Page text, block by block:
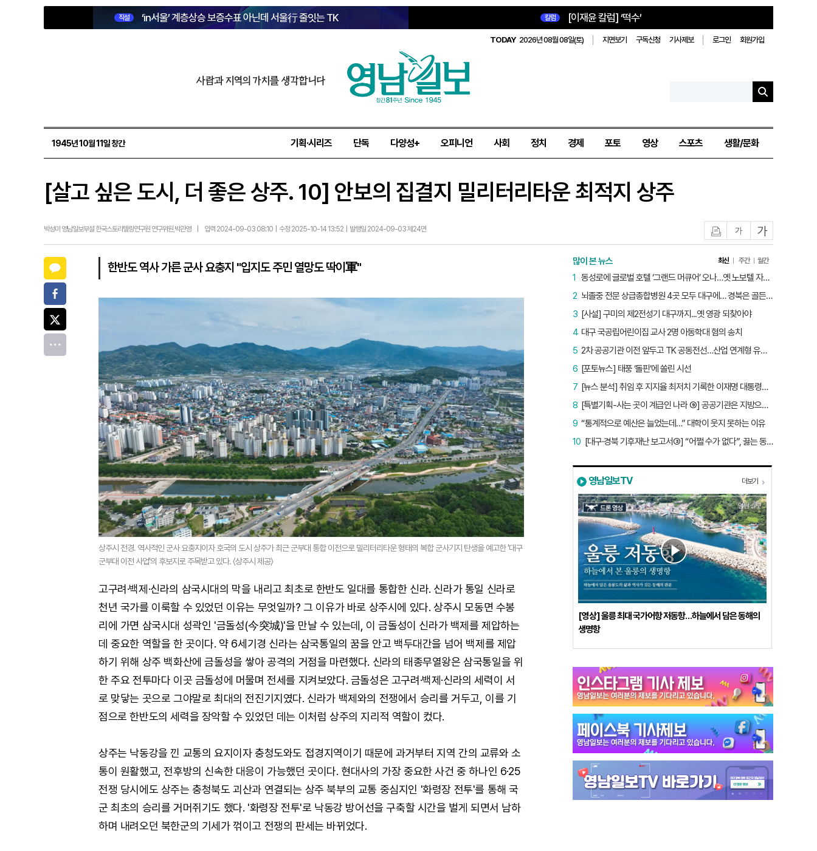
직설 ‘in서울’ 계층상승 보증수표 아닌데 서울行 줄잇는 TK 칼럼 [이재윤 칼럼] ‘떡수’
TODAY 2026년 08월 08일(토) 지면보기 구독신청 기사제보 로그인 회원가입
사람과 지역의 가치를 생각합니다
1945년 10월 11일 창간 기획·시리즈 단독 다양성+ 오피니언 사회 정치 경제 포토 영상 스포츠 생활/문화
[살고 싶은 도시, 더 좋은 상주. 10] 안보의 집결지 밀리터리타운 최적지 상주
박성미 영남일보부설 한국스토리텔링연구원 연구위원,박관영 입력 2024-09-03 08:10 | 수정 2025-10-14 13:52 | 발행일 2024-09-03 제24면 글자작게글자크게
한반도 역사 가른 군사 요충지 "입지도 주민 열망도 딱이軍"
상주시 전경. 역사적인 군사 요충지이자 호국의 도시 상주가 최근 군부대 통합 이전으로 밀리터리타운 형태의 복합 군사기지 탄생을 예고한 '대구
군부대 이전 사업'의 후보지로 주목받고 있다. 〈상주시 제공〉
고구려·백제·신라의 삼국시대의 막을 내리고 최초로 한반도 일대를 통합한 신라. 신라가 통일 신라로
천년 국가를 이룩할 수 있었던 이유는 무엇일까? 그 이유가 바로 상주시에 있다. 상주시 모동면 수봉
리에 가면 삼국시대 성곽인 '금돌성(今突城)'을 만날 수 있는데, 이 금돌성이 신라가 백제를 제압하는
데 중요한 역할을 한 곳이다. 약 6세기경 신라는 삼국통일의 꿈을 안고 백두대간을 넘어 백제를 제압
하기 위해 상주 백화산에 금돌성을 쌓아 공격의 거점을 마련했다. 신라의 태종무열왕은 삼국통일을 위
한 주요 전투마다 이곳 금돌성에 머물며 전세를 지켜보았다. 금돌성은 고구려·백제·신라의 세력이 서
로 맞닿는 곳으로 그야말로 최대의 전진기지였다. 신라가 백제와의 전쟁에서 승리를 거두고, 이를 기
점으로 한반도의 세력을 장악할 수 있었던 데는 이처럼 상주의 지리적 역할이 컸다.
상주는 낙동강을 낀 교통의 요지이자 충청도와도 접경지역이기 때문에 과거부터 지역 간의 교류와 소
통이 원활했고, 전후방의 신속한 대응이 가능했던 곳이다. 현대사의 가장 중요한 사건 중 하나인 6·25
전쟁 당시에도 상주는 충청북도 괴산과 연결되는 상주 북부의 교통 중심지인 '화령장 전투'를 통해 국
군 최초의 승리를 거머쥐기도 했다. '화령장 전투'로 낙동강 방어선을 구축할 시간을 벌게 되면서 남하
하며 내려오던 북한군의 기세가 꺾이고 전쟁의 판세는 바뀌었다.
많이 본 뉴스 최신 주간 월간
동성로에 글로벌 호텔 ‘그랜드 머큐어’ 오나…옛 노보텔 자리 사무실 개설
1
뇌졸중 전문 상급종합병원 4곳 모두 대구에… 경북은 골든타임 사각지대
2
[사설] 구미의 제2전성기 대구까지...옛 영광 되찾아야
3
대구 국공립어린이집 교사 2명 아동학대 혐의 송치
4
2차 공공기관 이전 앞두고 TK 공동전선…산업 연계형 유치 승부수
5
[포토뉴스] 태풍 ‘돌핀’에 쏠린 시선
6
[뉴스 분석] 취임 후 지지율 최저치 기록한 이재명 대통령…왜?
7
[특별기획-사는 곳이 계급인 나라 ⑨] 공공기관은 지방으로 왔지만, 그들이 사는 곳은 서울이었다
8
“통계적으로 예산은 늘었는데…” 대학이 웃지 못하는 이유
9
[대구·경북 기후재난 보고서③] “어쩔 수가 없다”, 끓는 동해…‘절멸 위기’ 경북 수산업
10
영남일보TV 더보기
[영상] 울릉 최대 국가어항 저동항…하늘에서 담은 동해의
생명항